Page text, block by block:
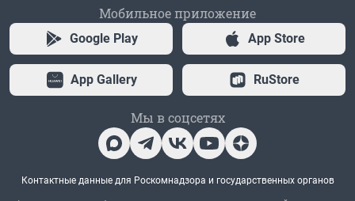
Мобильное приложение
Google Play App Store
App Gallery RuStore
Мы в соцсетях
Контактные данные для Роскомнадзора и государственных органов